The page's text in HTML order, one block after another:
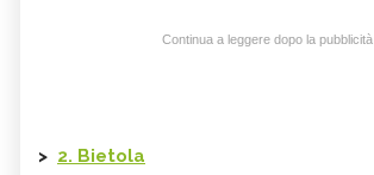
Continua a leggere dopo la pubblicità
> 2. Bietola